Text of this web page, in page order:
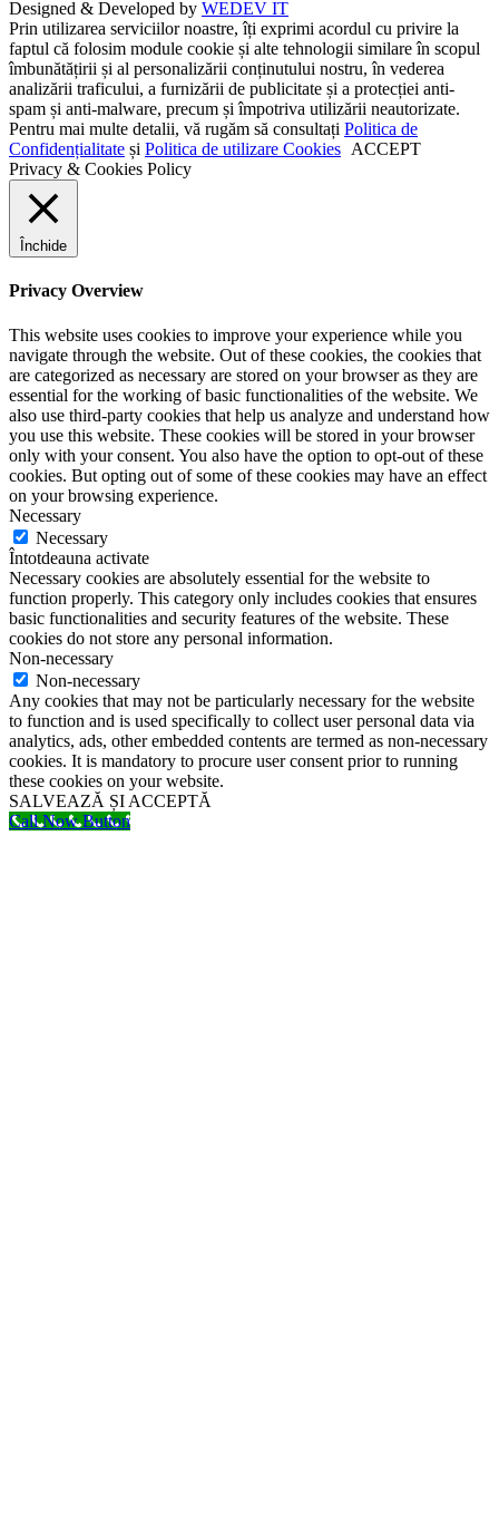
Designed & Developed by WEDEV IT
Prin utilizarea serviciilor noastre, îți exprimi acordul cu privire la
faptul că folosim module cookie și alte tehnologii similare în scopul
îmbunătățirii și al personalizării conținutului nostru, în vederea
analizării traficului, a furnizării de publicitate și a protecției anti-
spam și anti-malware, precum și împotriva utilizării neautorizate.
Pentru mai multe detalii, vă rugăm să consultați Politica de
Confidențialitate și Politica de utilizare Cookies ACCEPT
Privacy & Cookies Policy
Închide
Privacy Overview
This website uses cookies to improve your experience while you
navigate through the website. Out of these cookies, the cookies that
are categorized as necessary are stored on your browser as they are
essential for the working of basic functionalities of the website. We
also use third-party cookies that help us analyze and understand how
you use this website. These cookies will be stored in your browser
only with your consent. You also have the option to opt-out of these
cookies. But opting out of some of these cookies may have an effect
on your browsing experience.
Necessary
Necessary
Întotdeauna activate
Necessary cookies are absolutely essential for the website to
function properly. This category only includes cookies that ensures
basic functionalities and security features of the website. These
cookies do not store any personal information.
Non-necessary
Non-necessary
Any cookies that may not be particularly necessary for the website
to function and is used specifically to collect user personal data via
analytics, ads, other embedded contents are termed as non-necessary
cookies. It is mandatory to procure user consent prior to running
these cookies on your website.
SALVEAZĂ ȘI ACCEPTĂ
Call Now Button